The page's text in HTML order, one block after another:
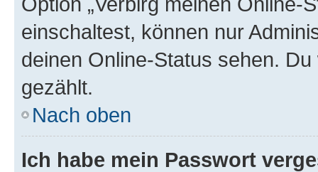
einschaltest, können nur
deinen Online-Status sehen.
gezählt.
Nach oben
Ich habe mein Passwort